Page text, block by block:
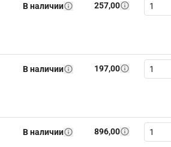
В наличии 257,00
В наличии 197,00
В наличии 896,00